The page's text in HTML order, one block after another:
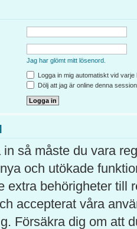
Jag har glömt mitt lösenord.
Logga in mig automatiskt vid varje
Dölj att jag är online denna
in så måste du vara
och utökade
extra behörigheter till
accepterat våra
Försäkra dig om att